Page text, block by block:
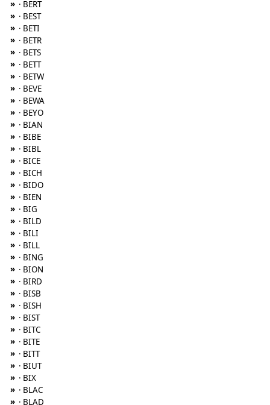
» · BERT
» · BEST
» · BETI
» · BETR
» · BETS
» · BETT
» · BETW
» · BEVE
» · BEWA
» · BEYO
» · BIAN
» · BIBE
» · BIBL
» · BICE
» · BICH
» · BIDO
» · BIEN
» · BIG
» · BILD
» · BILI
» · BILL
» · BING
» · BION
» · BIRD
» · BISB
» · BISH
» · BIST
» · BITC
» · BITE
» · BITT
» · BIUT
» · BIX
» · BLAC
» · BLAD